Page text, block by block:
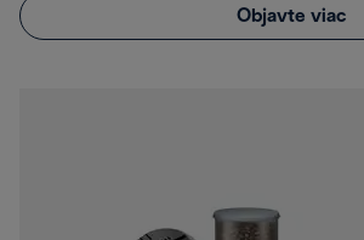
Objavte viac